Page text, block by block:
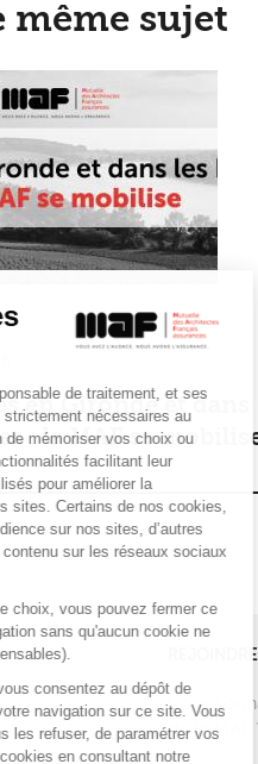
de traitement, et ses
strictement nécessaires au
de mémoriser vos choix ou
facilitant leur
pour améliorer la
sites. Certains de nos cookies,
sur nos sites, d’autres
sur les réseaux sociaux
choix, vous pouvez fermer ce
sans qu'aucun cookie ne
consentez au dépôt de
navigation sur ce site. Vous
les refuser, de paramétrer vos
en consultant notre
même sujet
en Gironde et dans
: la MAF se
Vous
de la MAF